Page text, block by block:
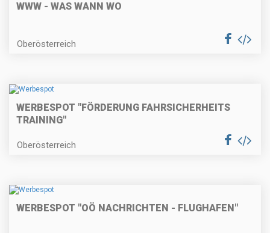
WWW - WAS WANN WO
Oberösterreich
WERBESPOT "FÖRDERUNG FAHRSICHERHEITS
TRAINING"
Oberösterreich
WERBESPOT "OÖ NACHRICHTEN - FLUGHAFEN"